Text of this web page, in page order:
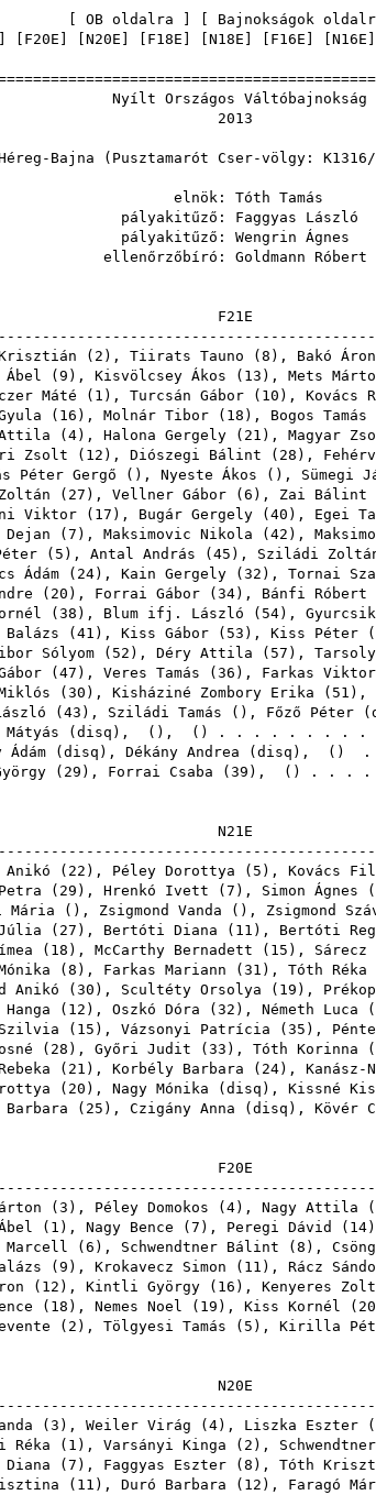
OB oldalra Bajnokságok
F20E N20E F18E N18E F16E N16E
Bajna (Pusztamarót Cser-völgy:
Tóth Tamás
Faggyas László
Wengrin Ágnes
Goldmann Róbert
( 2 ), Tiirats Tauno ( 8 ), Bakó Áron
Ábel ( 9 ), Kisvölcsey Ákos ( 13 ), Mets
Máté ( 1 ), Turcsán Gábor ( 10 ), Kovács
( 16 ), Molnár Tibor ( 18 ), Bogos Tamás
Attila ( 4), Halona Gergely ( 21 ), Magyar
Zsolt ( 12 ), Diószegi Bálint ( 28 ),
Péter Gergő (), Nyeste Ákos (), Sümegi
( 27 ), Vellner Gábor ( 6 ), Zai Bálint
Viktor ( 17 ), Bugár Gergely ( 40 ), Egei
Dejan ( 7 ), Maksimovic Nikola ( 42 ),
( 5 ), Antal András ( 45 ), Sziládi
Ádám ( 24), Kain Gergely ( 32 ), Tornai
( 20 ), Forrai Gábor ( 34), Bánfi Róbert
( 38 ), Blum ifj. László ( 54),
Balázs ( 41 ), Kiss Gábor ( 53 ), Kiss Péter (
Sólyom ( 52 ), Déry Attila ( 57 ),
( 47 ), Veres Tamás ( 36 ), Farkas Viktor
( 30 ), Kisháziné Zombory Erika ( 51 ),
( 43 ), Sziládi Tamás (), Főző Péter (
Mátyás ( disq ), (),
() . . . . . . . .
Ádám ( disq ), Dékány Andrea ( disq ),
() .
( 29 ), Forrai Csaba ( 39 ), () . . .
Anikó ( 22 ), Péley Dorottya ( 5 ), Kovács
( 29 ), Hrenkó Ivett ( 7 ), Simon Ágnes (
Mária (), Zsigmond Vanda (), Zsigmond
( 27 ), Bertóti Diana ( 11 ), Bertóti
( 18 ), McCarthy Bernadett ( 15 ), Sárecz
( 8 ), Farkas Mariann ( 31 ), Tóth Réka
Anikó ( 30 ), Scultéty Orsolya ( 19 ),
( 12 ), Oszkó Dóra ( 32 ), Németh Luca (
Szilvia ( 15 ), Vázsonyi Patrícia ( 35 ),
( 28 ), Győri Judit ( 33 ), Tóth Korinna (
( 21 ), Korbély Barbara ( 24), Kanász-
( 20 ), Nagy Mónika ( disq ), Kissné
Barbara ( 25 ), Czigány Anna ( disq ), Kövér
( 3 ), Péley Domokos ( 4), Nagy Attila (
( 1 ), Nagy Bence ( 7 ), Peregi Dávid ( 14
Marcell ( 6 ), Schwendtner Bálint ( 8 ),
( 9 ), Krokavecz Simon ( 11 ), Rácz
( 12 ), Kintli György ( 16 ), Kenyeres
( 18 ), Nemes Noel ( 19 ), Kiss Kornél ( 20
( 2 ), Tölgyesi Tamás ( 5 ), Kirilla
( 3 ), Weiler Virág ( 4), Liszka Eszter (
Réka ( 1 ), Varsányi Kinga ( 2 ),
( 7 ), Faggyas Eszter ( 8 ), Tóth
( 11 ), Duró Barbara ( 12 ), Faragó